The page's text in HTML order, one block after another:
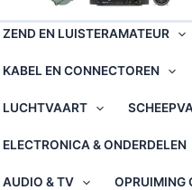
ZEND EN LUISTERAMATEUR
KABEL EN CONNECTOREN
LUCHTVAART
ELECTRONICA & ONDERDELEN
AUDIO & TV OPRUIMING